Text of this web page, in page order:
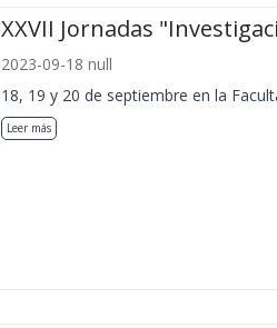
XXVII Jornadas
2023-09-18 null
18, 19 y 20 de septiembre en la
Leer más